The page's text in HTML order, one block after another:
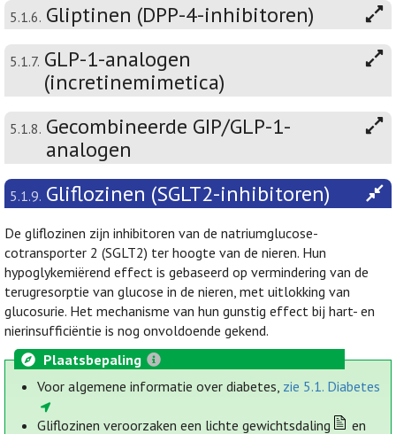
5.1.6. Gliptinen (DPP-4-inhibitoren)
5.1.7. GLP-1-analogen
(incretinemimetica)
5.1.8. Gecombineerde GIP/GLP-1-
analogen
5.1.9. Gliflozinen (SGLT2-inhibitoren)
De gliflozinen zijn inhibitoren van de natriumglucose-
cotransporter 2 (SGLT2) ter hoogte van de nieren. Hun
hypoglykemiërend effect is gebaseerd op vermindering van de
terugresorptie van glucose in de nieren, met uitlokking van
glucosurie. Het mechanisme van hun gunstig effect bij hart- en
nierinsufficiëntie is nog onvoldoende gekend.
Plaatsbepaling
Voor algemene informatie over diabetes, zie 5.1. Diabetes
Gliflozinen veroorzaken een lichte gewichtsdaling
en